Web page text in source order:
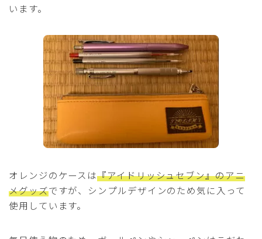
います。
オレンジのケースは『アイドリッシュセブン』のアニ
メグッズですが、シンプルデザインのため気に入って
使用しています。